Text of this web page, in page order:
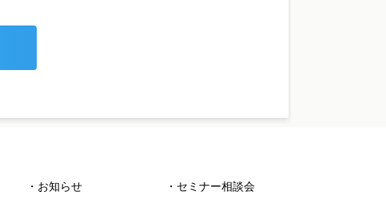
・お知らせ ・セミナー相談会